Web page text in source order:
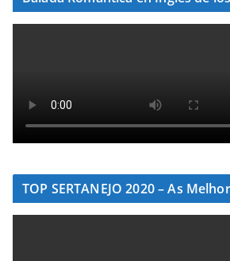
TOP SERTANEJO 2020 – As